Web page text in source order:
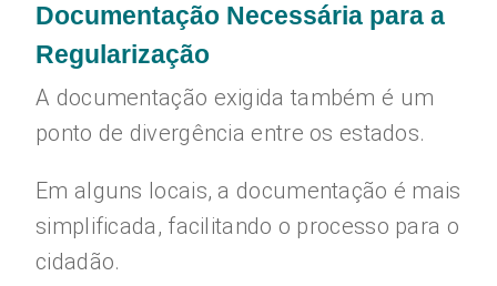
Documentação Necessária para a
Regularização
A documentação exigida também é um
ponto de divergência entre os estados.
Em alguns locais, a documentação é mais
simplificada, facilitando o processo para o
cidadão.